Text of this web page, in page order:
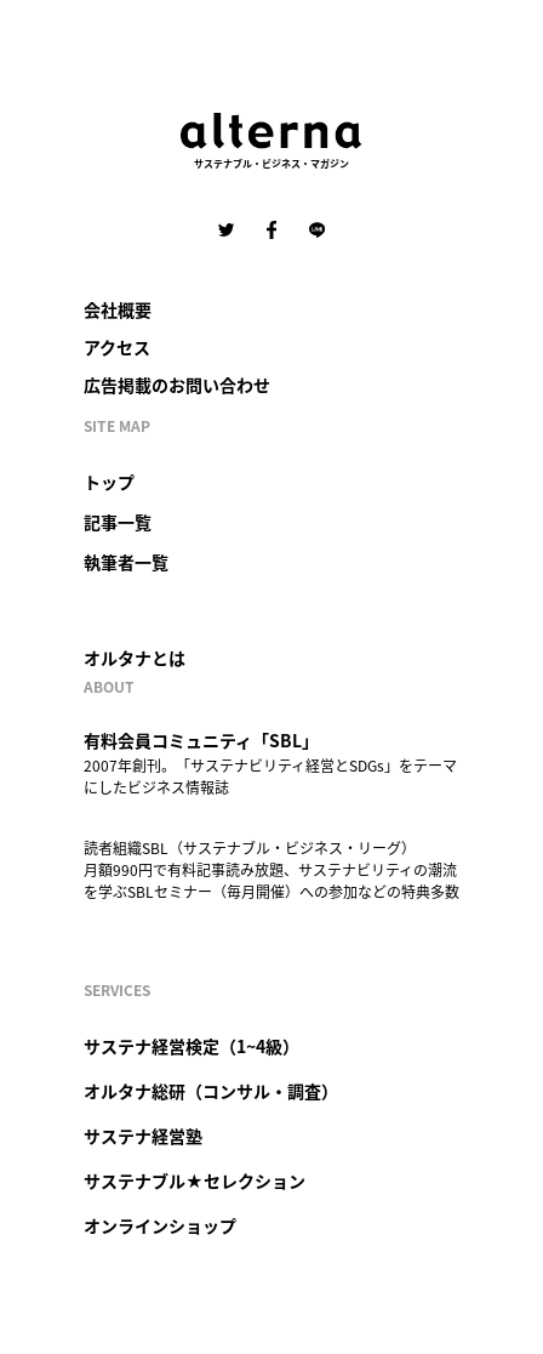
サステナブル・ビジネス・マガジン
会社概要
アクセス
広告掲載のお問い合わせ
SITE MAP
トップ
記事一覧
執筆者一覧
オルタナとは
ABOUT
有料会員コミュニティ「SBL」
2007年創刊。「サステナビリティ経営とSDGs」をテーマ
にしたビジネス情報誌
読者組織SBL（サステナブル・ビジネス・リーグ）
月額990円で有料記事読み放題、サステナビリティの潮流
を学ぶSBLセミナー（毎月開催）への参加などの特典多数
SERVICES
サステナ経営検定（1~4級）
オルタナ総研（コンサル・調査）
サステナ経営塾
サステナブル★セレクション
オンラインショップ